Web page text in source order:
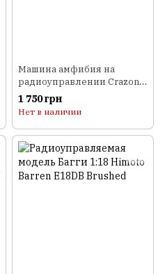
Машина амфибия на
радиоуправлении Crazon
18SL02 гусеничная
(зеленый)
1 750 грн
Нет в наличии